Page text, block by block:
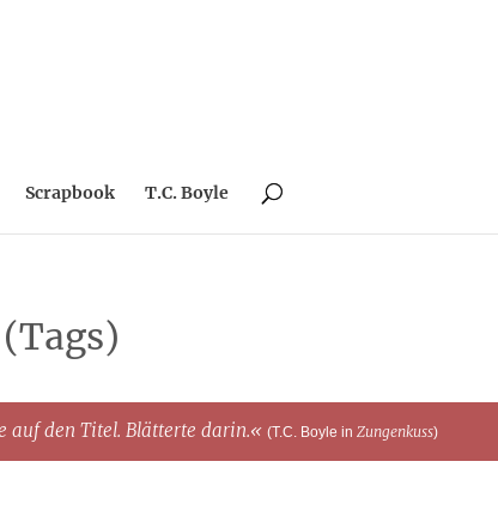
Scrapbook T.C. Boyle
auf den Titel. Blätterte darin.« (T.C. Boyle in Zungenkuss)